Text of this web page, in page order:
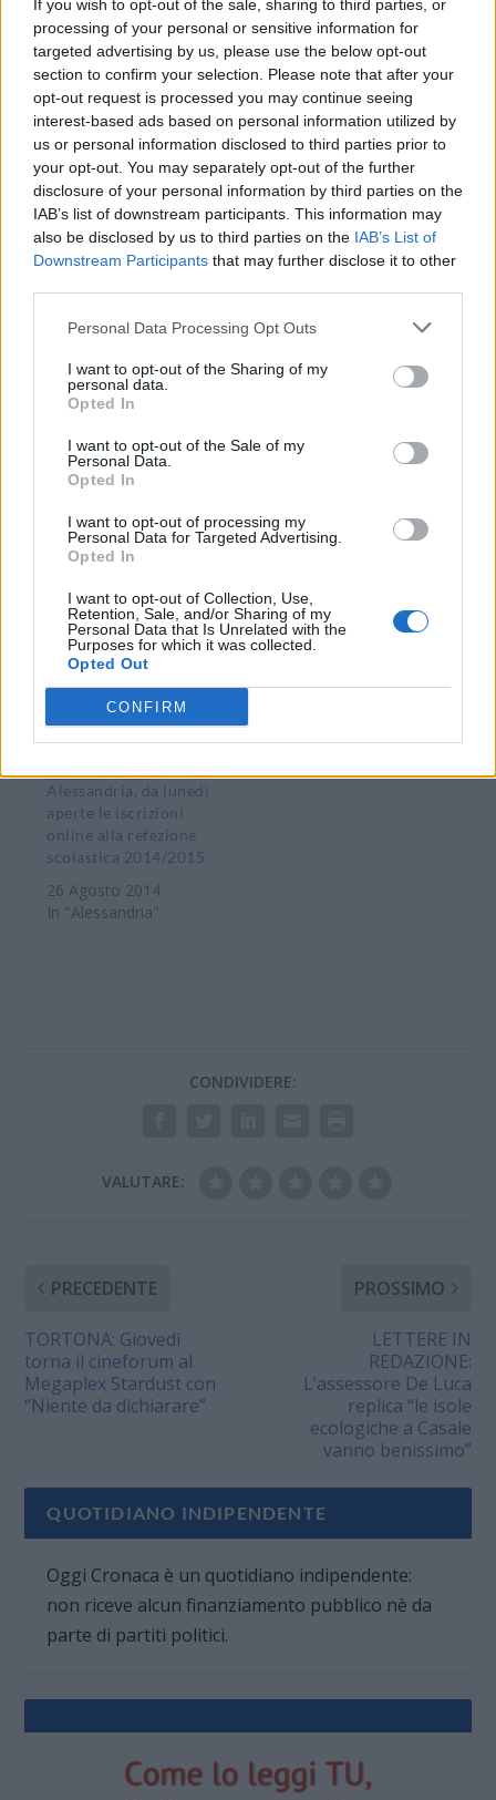
If you wish to opt-out of the sale, sharing to third parties, or
processing of your personal or sensitive information for
targeted advertising by us, please use the below opt-out
section to confirm your selection. Please note that after your
opt-out request is processed you may continue seeing
interest-based ads based on personal information utilized by
us or personal information disclosed to third parties prior to
your opt-out. You may separately opt-out of the further
disclosure of your personal information by third parties on the
IAB’s list of downstream participants. This information may
also be disclosed by us to third parties on the IAB’s List of
Downstream Participants that may further disclose it to other
Personal Data Processing Opt Outs
I want to opt-out of the Sharing of my
personal data.
Opted In
I want to opt-out of the Sale of my
Personal Data.
Opted In
I want to opt-out of processing my
Personal Data for Targeted Advertising.
Opted In
I want to opt-out of Collection, Use,
Retention, Sale, and/or Sharing of my
Personal Data that Is Unrelated with the
Purposes for which it was collected.
Opted Out
CONFIRM
DOWNLOAD QR 🠋
Condividi:
WhatsApp
Telegram
Stampa
ALESSANDRIA:
gli autori delle rapine
alle tabaccherie
italiani
11 Aprile 2013
In "Alessandria"
bicicletta per le vie del
1 Dicembre 2014
In "Alessandria"
Alessandria, da lunedì
aperte le iscrizioni
online alla refezione
scolastica 2014/2015
26 Agosto 2014
In "Alessandria"
CONDIVIDERE:
VALUTARE:
PRECEDENTE
TORTONA: Giovedì
torna il cineforum al
Megaplex Stardust con
“Niente da dichiarare”
PROSSIMO
LETTERE IN
REDAZIONE:
L’assessore De Luca
replica “le isole
ecologiche a Casale
vanno benissimo”
QUOTIDIANO INDIPENDENTE
Oggi Cronaca è un quotidiano indipendente:
non riceve alcun finanziamento pubblico nè da
parte di partiti politici.